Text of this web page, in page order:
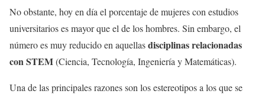
No obstante, hoy en día el porcentaje de mujeres con estudios
universitarios es mayor que el de los hombres. Sin embargo, el
número es muy reducido en aquellasdisciplinas relacionadas
con STEM(Ciencia, Tecnología, Ingeniería y Matemáticas).
Una de las principales razones son los estereotipos a los que se